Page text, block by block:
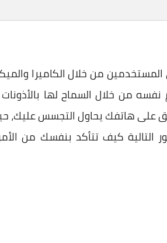
من خلال الكاميرا
من خلال السماح لها
على هاتفك يحاول التجسس عليك،
التالية كيف تتأكد بنفسك من